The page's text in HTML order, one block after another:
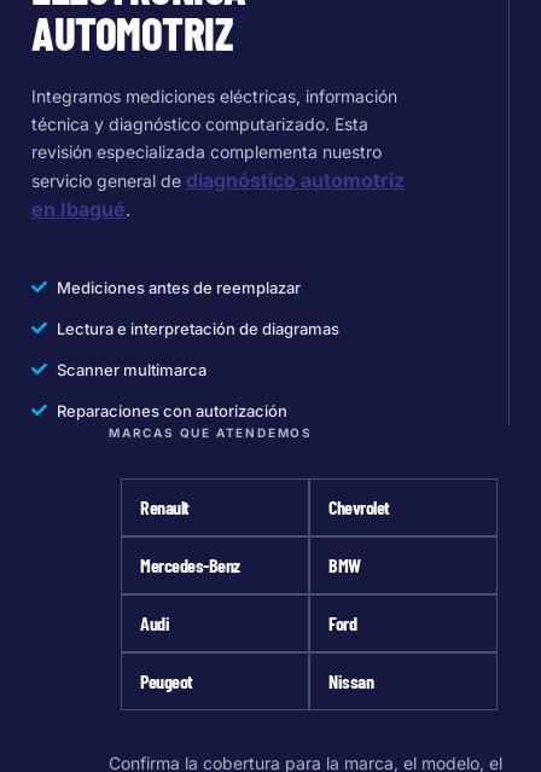
AUTOMOTRIZ
Integramos mediciones eléctricas, información
técnica y diagnóstico computarizado. Esta
revisión especializada complementa nuestro
servicio general de diagnóstico automotriz
en Ibagué.
Mediciones antes de reemplazar
Lectura e interpretación de diagramas
Scanner multimarca
Reparaciones con autorización
MARCAS QUE ATENDEMOS
Renault Chevrolet
Mercedes-Benz BMW
Audi Ford
Peugeot Nissan
Confirma la cobertura para la marca, el modelo, el